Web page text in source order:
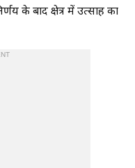
के बाद क्षेत्र में उत्साह का